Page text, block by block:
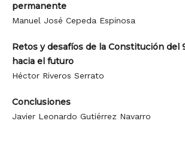
permanente
Manuel José Cepeda Espinosa
Retos y desafíos de la Constitución del
hacia el futuro
Héctor Riveros Serrato
Conclusiones
Javier Leonardo Gutiérrez Navarro